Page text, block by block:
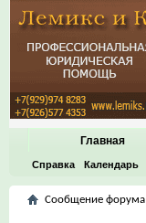
Главная
Справка Календарь
Сообщение форума